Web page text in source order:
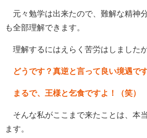
元々勉学は出来たので、難解な精神
も全部理解できます。
理解するにはえらく苦労はしましたが
どうです？真逆と言って良い境遇です
まるで、王様と乞食ですよ！（笑）
そんな私がここまで来たことは、本
ます。